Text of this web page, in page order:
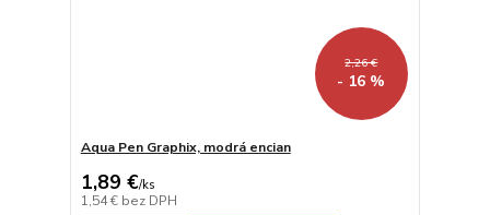
2,26 €
- 16 %
Aqua Pen Graphix, modrá encian
1,89 €/ks
1,54 € bez DPH